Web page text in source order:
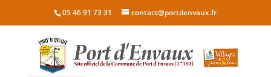
05 46 91 73 31 contact@portdenvaux.fr